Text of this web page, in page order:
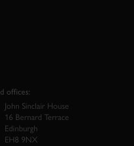
offices:
John Sinclair House
16 Bernard Terrace
Edinburgh
EH8 9NX